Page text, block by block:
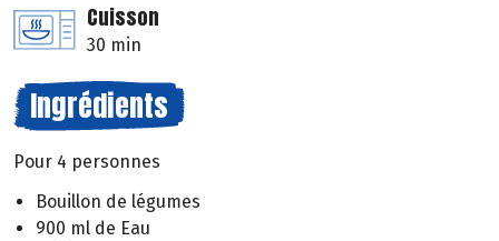
Cuisson
30 min
Ingrédients
Pour 4 personnes
Bouillon de légumes
900 ml de Eau